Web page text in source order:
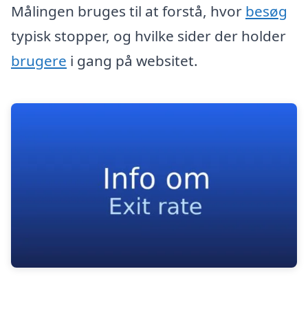
Målingen bruges til at forstå, hvor besøg
typisk stopper, og hvilke sider der holder
brugere i gang på websitet.